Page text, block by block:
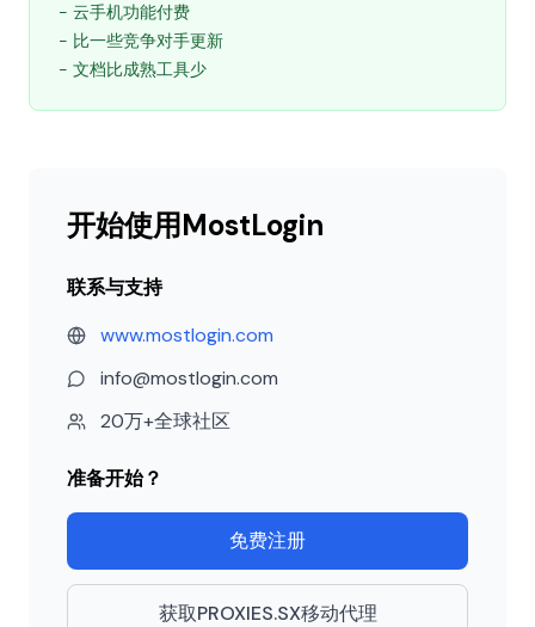
- 云手机功能付费
- 比一些竞争对手更新
- 文档比成熟工具少
开始使用MostLogin
联系与支持
www.mostlogin.com
info@mostlogin.com
20万+全球社区
准备开始？
免费注册
获取PROXIES.SX移动代理